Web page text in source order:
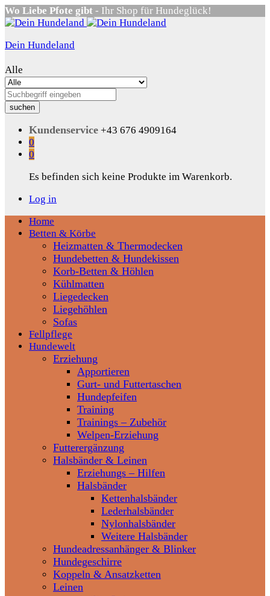
Wo Liebe Pfote gibt - Ihr Shop für Hundeglück!
Dein Hundeland
Alle
suchen
Kundenservice +43 676 4909164
0
0
Es befinden sich keine Produkte im Warenkorb.
Log in
Home
Betten & Körbe
Heizmatten & Thermodecken
Hundebetten & Hundekissen
Korb-Betten & Höhlen
Kühlmatten
Liegedecken
Liegehöhlen
Sofas
Fellpflege
Hundewelt
Erziehung
Apportieren
Gurt- und Futtertaschen
Hundepfeifen
Training
Trainings – Zubehör
Welpen-Erziehung
Futterergänzung
Halsbänder & Leinen
Erziehungs – Hilfen
Halsbänder
Kettenhalsbänder
Lederhalsbänder
Nylonhalsbänder
Weitere Halsbänder
Hundeadressanhänger & Blinker
Hundegeschirre
Koppeln & Ansatzketten
Leinen